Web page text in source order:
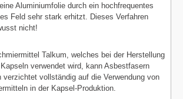
Aluminiumfolie durch ein hochfrequentes
Feld sehr stark erhitzt. Dieses Verfahren
nicht!
Talkum, welches bei der Herstellung
verwendet wird, kann Asbestfasern
verzichtet vollständig auf die Verwendung von
in der Kapsel-Produktion.